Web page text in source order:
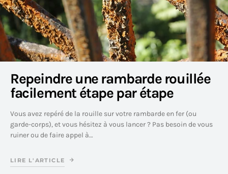
Repeindre une rambarde rouillée
facilement étape par étape
Vous avez repéré de la rouille sur votre rambarde en fer (ou
garde-corps), et vous hésitez à vous lancer ? Pas besoin de vous
ruiner ou de faire appel à…
LIRE L'ARTICLE